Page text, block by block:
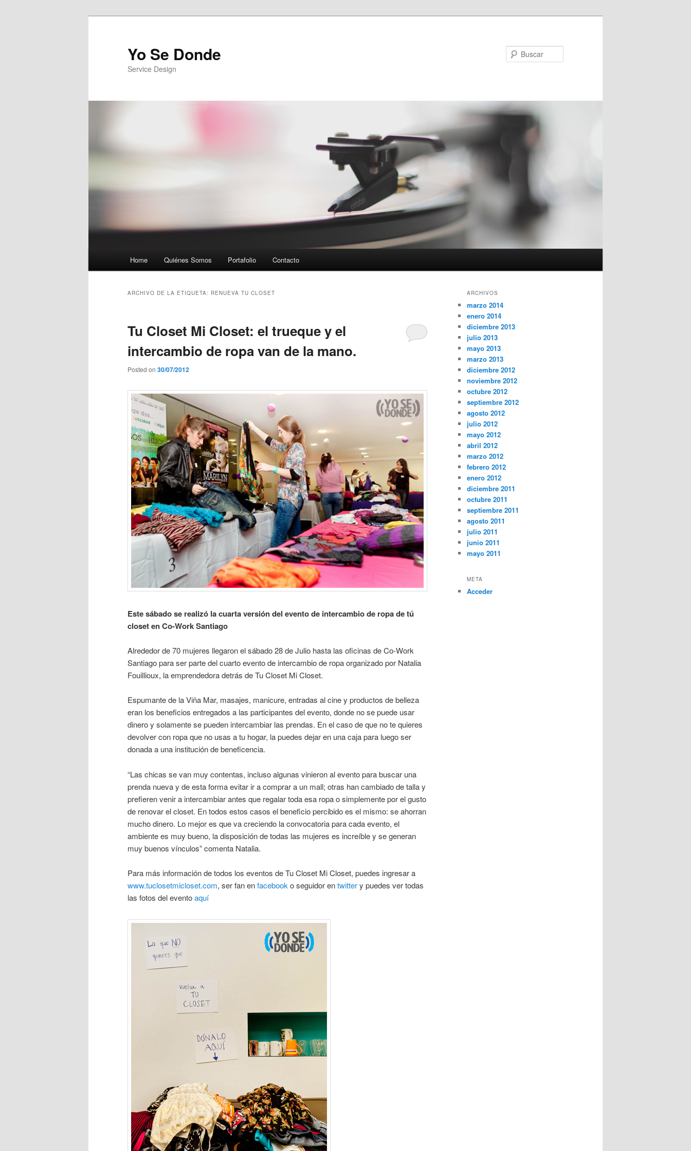
Yo Se Donde
Service Design
Ir al contenido principal
Ir al contenido secundario
Home Quiénes Somos Portafolio Contacto
ARCHIVO DE LA ETIQUETA: RENUEVA TU CLOSET
Tu Closet Mi Closet: el trueque y el
intercambio de ropa van de la mano.
Posted on 30/07/2012
Este sábado se realizó la cuarta versión del evento de intercambio de ropa de tú
closet en Co-Work Santiago
Alrededor de 70 mujeres llegaron el sábado 28 de Julio hasta las oficinas de Co-Work
Santiago para ser parte del cuarto evento de intercambio de ropa organizado por Natalia
Fouillioux, la emprendedora detrás de Tu Closet Mi Closet.
Espumante de la Viña Mar, masajes, manicure, entradas al cine y productos de belleza
eran los beneficios entregados a las participantes del evento, donde no se puede usar
dinero y solamente se pueden intercambiar las prendas. En el caso de que no te quieres
devolver con ropa que no usas a tu hogar, la puedes dejar en una caja para luego ser
donada a una institución de beneficencia.
“Las chicas se van muy contentas, incluso algunas vinieron al evento para buscar una
prenda nueva y de esta forma evitar ir a comprar a un mall; otras han cambiado de talla y
prefieren venir a intercambiar antes que regalar toda esa ropa o simplemente por el gusto
de renovar el closet. En todos estos casos el beneficio percibido es el mismo: se ahorran
mucho dinero. Lo mejor es que va creciendo la convocatoria para cada evento, el
ambiente es muy bueno, la disposición de todas las mujeres es increíble y se generan
muy buenos vínculos” comenta Natalia.
Para más información de todos los eventos de Tu Closet Mi Closet, puedes ingresar a
www.tuclosetmicloset.com, ser fan enfacebook o seguidor entwittery puedes ver todas
las fotos del eventoaquí
ARCHIVOS
marzo 2014
enero 2014
diciembre 2013
julio 2013
mayo 2013
marzo 2013
diciembre 2012
noviembre 2012
octubre 2012
septiembre 2012
agosto 2012
julio 2012
mayo 2012
abril 2012
marzo 2012
febrero 2012
enero 2012
diciembre 2011
octubre 2011
septiembre 2011
agosto 2011
julio 2011
junio 2011
mayo 2011
META
Acceder